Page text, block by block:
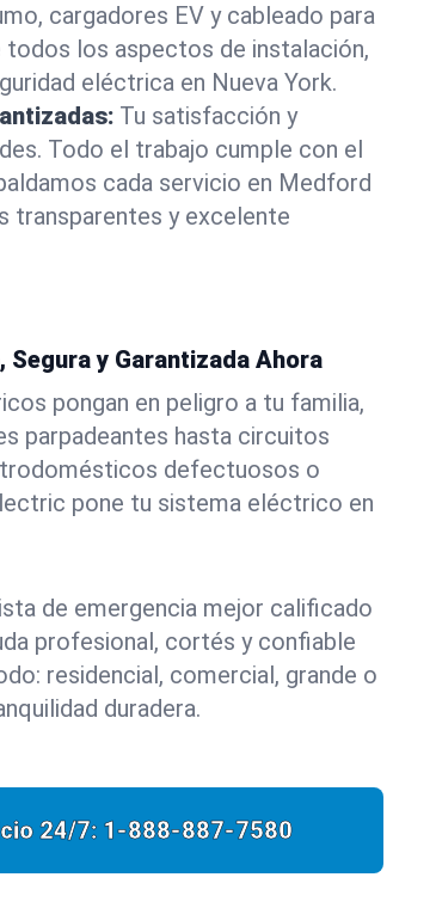
cargadores EV y cableado para
los aspectos de instalación,
eléctrica en Nueva York.
Tu satisfacción y
Todo el trabajo cumple con el
cada servicio en Medford
transparentes y excelente
Segura y Garantizada Ahora
pongan en peligro a tu familia,
parpadeantes hasta circuitos
defectuosos o
pone tu sistema eléctrico en
de emergencia mejor calificado
profesional, cortés y confiable
residencial, comercial, grande o
duradera.
24/7: 1-888-887-7580